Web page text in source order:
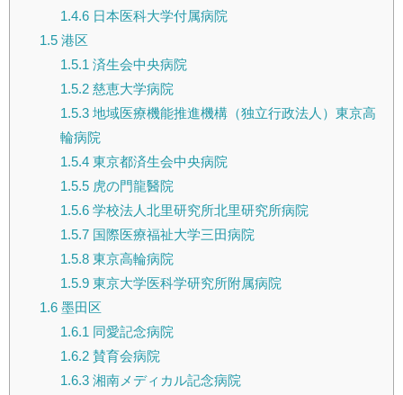
1.4.6日本医科大学付属病院
1.5港区
1.5.1 済生会中央病院
1.5.2慈恵大学病院
1.5.3地域医療機能推進機構（独立行政法人）東京高
輪病院
1.5.4東京都済生会中央病院
1.5.5虎の門龍醫院
1.5.6学校法人北里研究所北里研究所病院
1.5.7国際医療福祉大学三田病院
1.5.8東京高輪病院
1.5.9東京大学医科学研究所附属病院
1.6墨田区
1.6.1 同愛記念病院
1.6.2賛育会病院
1.6.3湘南メディカル記念病院